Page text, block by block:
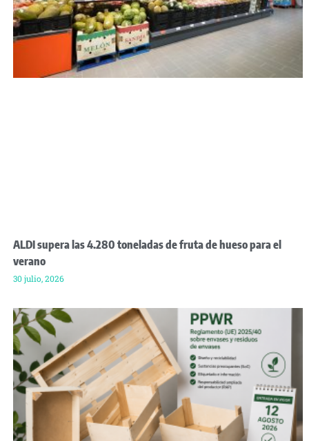
ALDI supera las 4.280 toneladas de fruta de hueso para el
verano
30 julio, 2026